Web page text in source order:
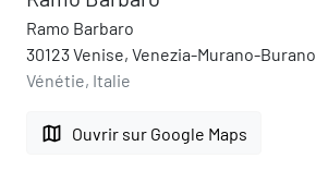
Ramo Barbaro
30123 Venise, Venezia-Murano-Burano
Vénétie, Italie
map Ouvrir sur Google Maps